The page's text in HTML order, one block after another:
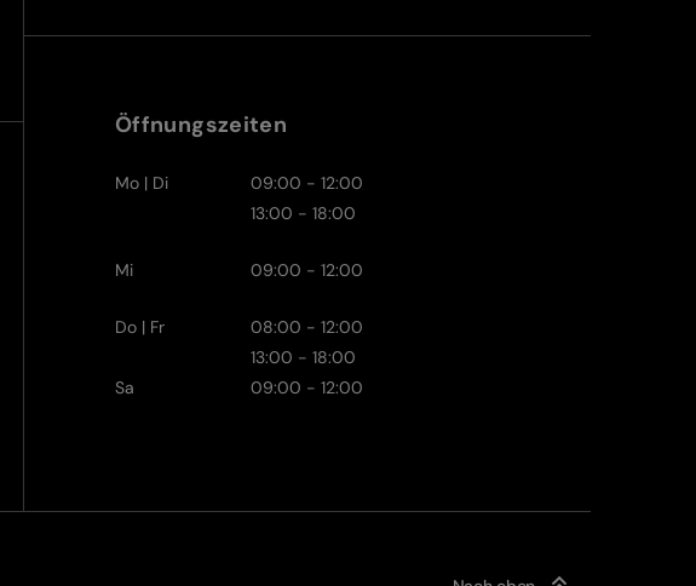
Öffnungszeiten
Mo | Di
09:00 - 12:00
13:00 - 18:00
Mi 09:00 - 12:00
Do | Fr
08:00 - 12:00
13:00 - 18:00
Sa
09:00 - 12:00